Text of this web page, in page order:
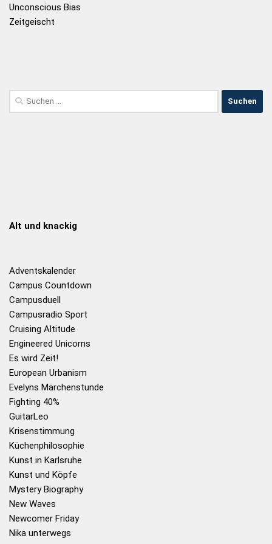
Unconscious Bias
Zeitgeischt
Alt und knackig
Adventskalender
Campus Countdown
Campusduell
Campusradio Sport
Cruising Altitude
Engineered Unicorns
Es wird Zeit!
European Urbanism
Evelyns Märchenstunde
Fighting 40%
GuitarLeo
Krisenstimmung
Küchenphilosophie
Kunst in Karlsruhe
Kunst und Köpfe
Mystery Biography
New Waves
Newcomer Friday
Nika unterwegs